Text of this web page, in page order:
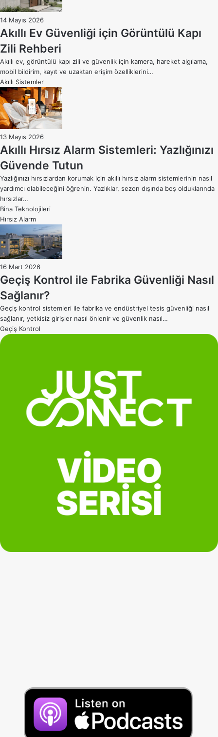
14 Mayıs 2026
Akıllı Ev Güvenliği için Görüntülü Kapı
Zili Rehberi
Akıllı ev, görüntülü kapı zili ve güvenlik için kamera, hareket algılama,
mobil bildirim, kayıt ve uzaktan erişim özelliklerini…
Akıllı Sistemler
13 Mayıs 2026
Akıllı Hırsız Alarm Sistemleri: Yazlığınızı
Güvende Tutun
Yazlığınızı hırsızlardan korumak için akıllı hırsız alarm sistemlerinin nasıl
yardımcı olabileceğini öğrenin. Yazlıklar, sezon dışında boş olduklarında
hırsızlar…
Bina Teknolojileri
Hırsız Alarm
16 Mart 2026
Geçiş Kontrol ile Fabrika Güvenliği Nasıl
Sağlanır?
Geçiş kontrol sistemleri ile fabrika ve endüstriyel tesis güvenliği nasıl
sağlanır, yetkisiz girişler nasıl önlenir ve güvenlik nasıl…
Geçiş Kontrol